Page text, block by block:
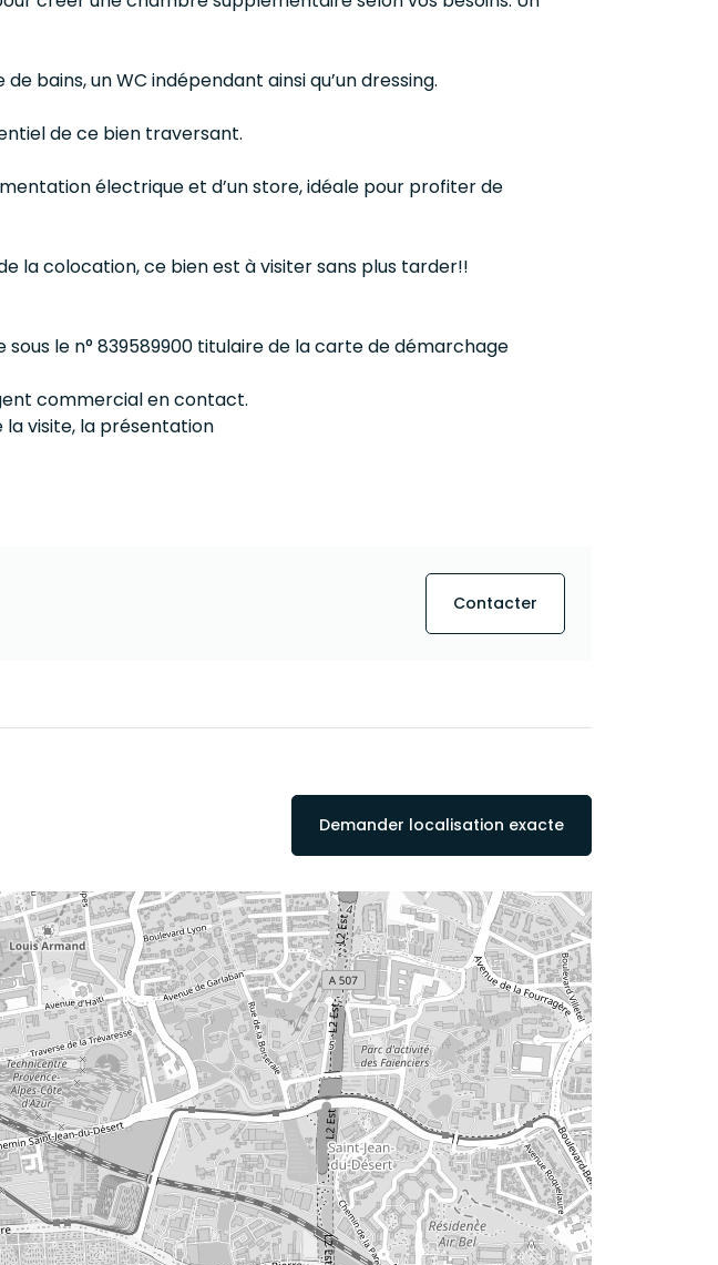
bains, un WC indépendant ainsi qu’un dressing.
de ce bien traversant.
électrique et d’un store, idéale pour profiter de
la colocation, ce bien est à visiter sans plus tarder!!
le n° 839589900 titulaire de la carte de démarchage
commercial en contact.
la visite, la présentation
Contacter
Demander localisation exacte